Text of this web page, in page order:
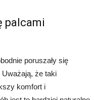
palcami
poruszały się
że taki
komfort i